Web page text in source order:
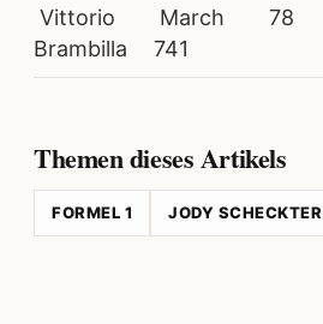
Vittorio
Brambilla
March
741
78
Themen dieses Artikels
FORMEL 1 JODY SCHECKTER